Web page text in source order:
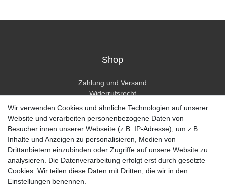
Shop
Zahlung und Versand
Widerrufsrecht
Widerrufsformular
Hilfe
Mein Konto
Registrieren
Anmelden
Unternehmen
Wir verwenden Cookies und ähnliche Technologien auf unserer
Website und verarbeiten personenbezogene Daten von
Besucher:innen unserer Webseite (z.B. IP-Adresse), um z.B.
Inhalte und Anzeigen zu personalisieren, Medien von
Drittanbietern einzubinden oder Zugriffe auf unsere Website zu
analysieren. Die Datenverarbeitung erfolgt erst durch gesetzte
Cookies. Wir teilen diese Daten mit Dritten, die wir in den
Einstellungen benennen.